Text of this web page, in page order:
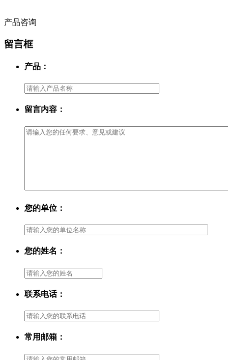
产品咨询
留言框
产品：
留言内容：
您的单位：
您的姓名：
联系电话：
常用邮箱：